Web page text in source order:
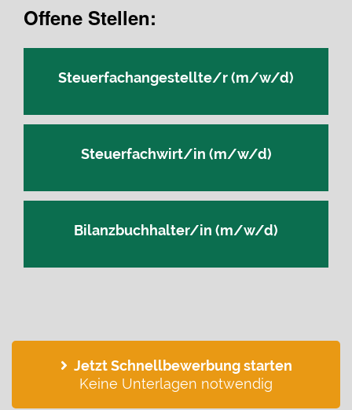
Offene Stellen:
Steuerfachangestellte/r (m/w/d)
Steuerfachwirt/in (m/w/d)
Bilanzbuchhalter/in (m/w/d)
Jetzt Schnellbewerbung starten
Keine Unterlagen notwendig